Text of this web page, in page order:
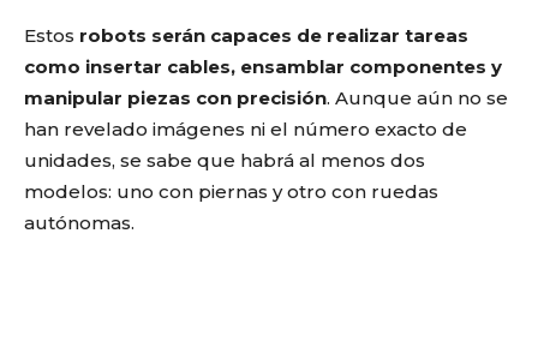
Estos robots serán capaces de realizar tareas
como insertar cables, ensamblar componentes y
manipular piezas con precisión. Aunque aún no se
han revelado imágenes ni el número exacto de
unidades, se sabe que habrá al menos dos
modelos: uno con piernas y otro con ruedas
autónomas.